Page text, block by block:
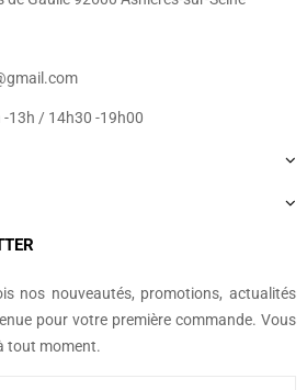
-13h / 14h30 -19h00
nos nouveautés, promotions, actualités
pour votre première commande. Vous
tout moment.